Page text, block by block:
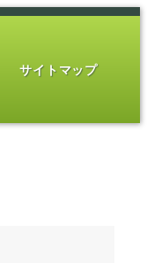
サイトマップ